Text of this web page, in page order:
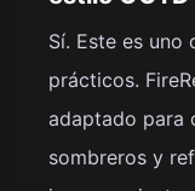
Sí. Este es uno
prácticos.
adaptado para
sombreros y